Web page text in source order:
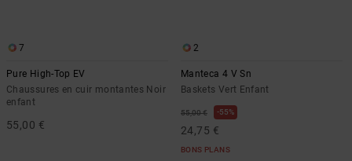
7
Pure High-Top EV
Chaussures en cuir montantes Noir
enfant
55,00 €
2
Manteca 4 V Sn
Baskets Vert Enfant
55,00 € 55%
24,75 €
BONS PLANS